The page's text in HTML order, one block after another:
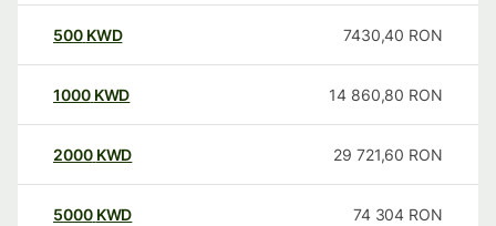
500 KWD 7430,40 RON
1000 KWD 14 860,80 RON
2000 KWD 29 721,60 RON
5000 KWD 74 304 RON